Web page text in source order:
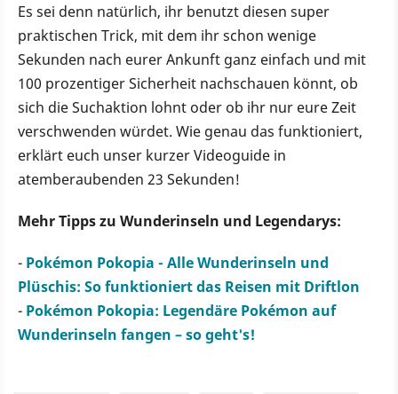
Es sei denn natürlich, ihr benutzt diesen super
praktischen Trick, mit dem ihr schon wenige
Sekunden nach eurer Ankunft ganz einfach und mit
100 prozentiger Sicherheit nachschauen könnt, ob
sich die Suchaktion lohnt oder ob ihr nur eure Zeit
verschwenden würdet. Wie genau das funktioniert,
erklärt euch unser kurzer Videoguide in
atemberaubenden 23 Sekunden!
Mehr Tipps zu Wunderinseln und Legendarys:
- Pokémon Pokopia - Alle Wunderinseln und
Plüschis: So funktioniert das Reisen mit Driftlon
- Pokémon Pokopia: Legendäre Pokémon auf
Wunderinseln fangen – so geht's!